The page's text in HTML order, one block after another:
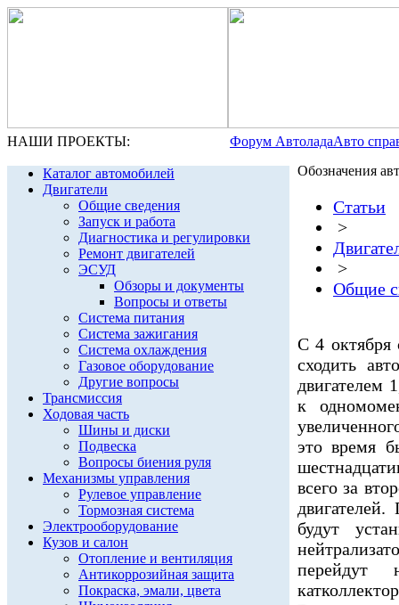
НАШИ ПРОЕКТЫ: Форум АвтоладаАвто
Каталог автомобилей
Двигатели
Общие сведения
Запуск и работа
Диагностика и регулировки
Ремонт двигателей
ЭСУД
Обзоры и документы
Вопросы и ответы
Система питания
Система зажигания
Система охлаждения
Газовое оборудование
Другие вопросы
Трансмиссия
Ходовая часть
Шины и диски
Подвеска
Вопросы биения руля
Механизмы управления
Рулевое управление
Тормозная система
Электрооборудование
Кузов и салон
Отопление и вентиляция
Антикоррозийная защита
Покраска, эмали, цвета
Обозначения
Статьи
>
>
Общие
С 4 октября
сходить
двигателем
к
это время
всего за
будут
перейдут